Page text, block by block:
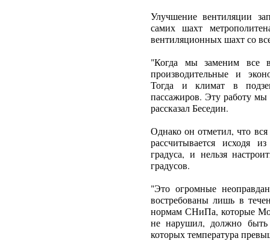
Улучшение вентиляции
самих шахт
вентиляционных шахт со
"Когда мы заменим все
производительные и
Тогда и климат в
пассажиров. Эту работу
рассказал Беседин.
Однако он отметил, что
рассчитывается исходя
градуса, и нельзя
градусов.
"Это огромные
востребованы лишь в
нормам СНиПа, которые
не нарушил, должно
которых температура